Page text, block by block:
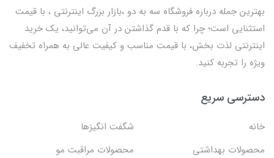
بهترين جمله درباره فروشگاه سه به دو ،بازار بزرگ اینترنتی ، با قيمت
استثنايي است؛ چرا که با قدم گذاشتن در آن می‌توانید، یک خرید
اینترنتی لذت بخش، با قیمت مناسب و کیفیت عالی به همراه تخفیف
ویژه را تجربه کنید.
دسترسی سریع
خانه
شگفت انگيزها
محصولات بهداشتي
محصولات مراقبت مو